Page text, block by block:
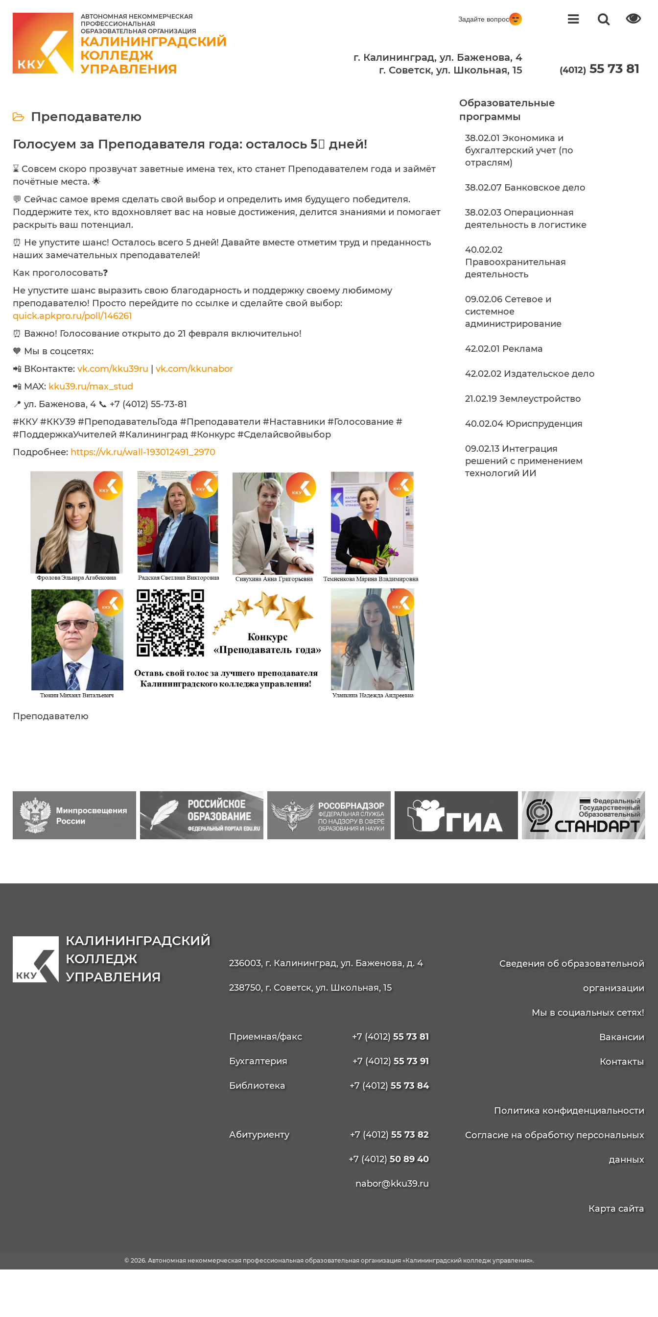
АВТОНОМНАЯ НЕКОММЕРЧЕСКАЯ
ПРОФЕССИОНАЛЬНАЯ
ОБРАЗОВАТЕЛЬНАЯ ОРГАНИЗАЦИЯ
КАЛИНИНГРАДСКИЙ
КОЛЛЕДЖ
УПРАВЛЕНИЯ
г. Калининград, ул. Баженова, 4
г. Советск, ул. Школьная, 15
(4012) 55 73 81
Задайте вопрос
Преподавателю
Голосуем за Преподавателя года: осталось 5⃣ дней!
⌛ Совсем скоро прозвучат заветные имена тех, кто станет Преподавателем года и займёт
почётные места. 🌟
💬 Сейчас самое время сделать свой выбор и определить имя будущего победителя.
Поддержите тех, кто вдохновляет вас на новые достижения, делится знаниями и помогает
раскрыть ваш потенциал.
⏰ Не упустите шанс! Осталось всего 5 дней! Давайте вместе отметим труд и преданность
наших замечательных преподавателей!
Как проголосовать❓
Не упустите шанс выразить свою благодарность и поддержку своему любимому
преподавателю! Просто перейдите по ссылке и сделайте свой выбор:
quick.apkpro.ru/poll/146261
⏰ Важно! Голосование открыто до 21 февраля включительно!
🧡 Мы в соцсетях:
📲 ВКонтакте: vk.com/kku39ru
vk.com/kkunabor
📲 MAX: kku39.ru/max_stud
📍 ул. Баженова, 4 📞 +7 (4012) 55-73-81
#ККУ #ККУ39 #ПреподавательГода #Преподаватели #Наставники #Голосование #
#ПоддержкаУчителей #Калининград #Конкурс #Сделайсвойвыбор
Подробнее: https://vk.ru/wall-193012491_2970
Преподавателю
Образовательные
программы
38.02.01 Экономика и
бухгалтерский учет (по
отраслям)
38.02.07 Банковское дело
38.02.03 Операционная
деятельность в логистике
40.02.02
Правоохранительная
деятельность
09.02.06 Сетевое и
системное
администрирование
42.02.01 Реклама
42.02.02 Издательское дело
21.02.19 Землеустройство
40.02.04 Юриспруденция
09.02.13 Интеграция
решений с применением
технологий ИИ
КАЛИНИНГРАДСКИЙ
КОЛЛЕДЖ
УПРАВЛЕНИЯ
236003, г. Калининград, ул. Баженова, д. 4
238750, г. Советск, ул. Школьная, 15
Приемная/факс +7 (4012) 55 73 81
Бухгалтерия +7 (4012) 55 73 91
Библиотека +7 (4012) 55 73 84
Абитуриенту +7 (4012) 55 73 82
+7 (4012) 50 89 40
nabor@kku39.ru
Сведения об образовательной
организации
Мы в социальных сетях!
Вакансии
Контакты
Политика конфиденциальности
Согласие на обработку персональных
данных
Карта сайта
© 2026. Автономная некоммерческая профессиональная образовательная организация «Калининградский колледж управления».